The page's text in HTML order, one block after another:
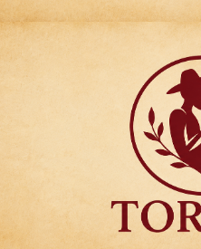
Articulos para
Regalo Torfer.